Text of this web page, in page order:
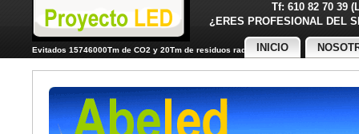
Tf: 610 82 70 39
¿ERES PROFESIONAL
Evitados 15746000Tm de CO2 y 20Tm de residuos radiactivos
INICIO